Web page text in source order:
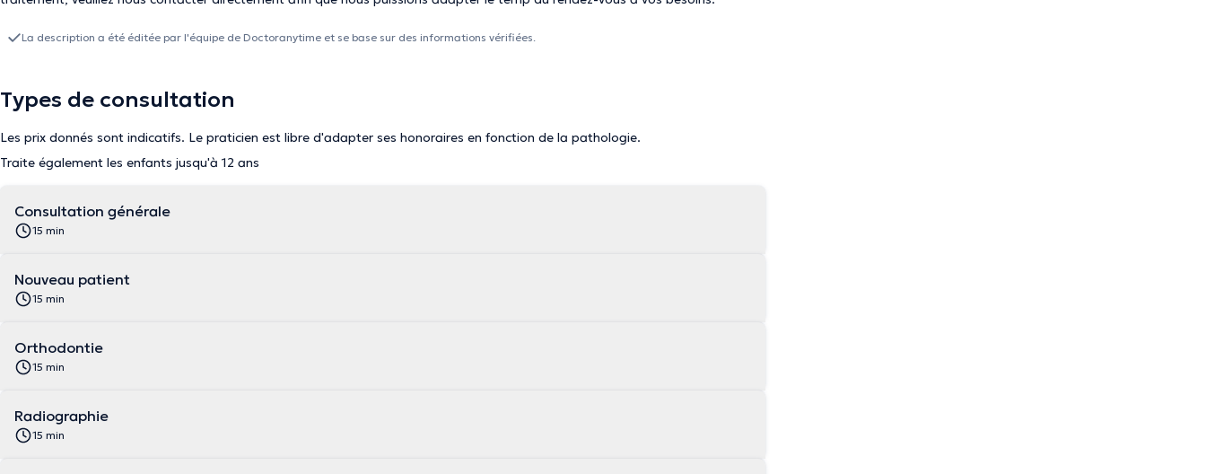
La description a été éditée par l'équipe de Doctoranytime et se base sur des informations vérifiées.
Types de consultation
Les prix donnés sont indicatifs. Le praticien est libre d'adapter ses honoraires en fonction de la pathologie.
Traite également les enfants jusqu'à 12 ans
Consultation générale
15 min
Nouveau patient
15 min
Orthodontie
15 min
Radiographie
15 min